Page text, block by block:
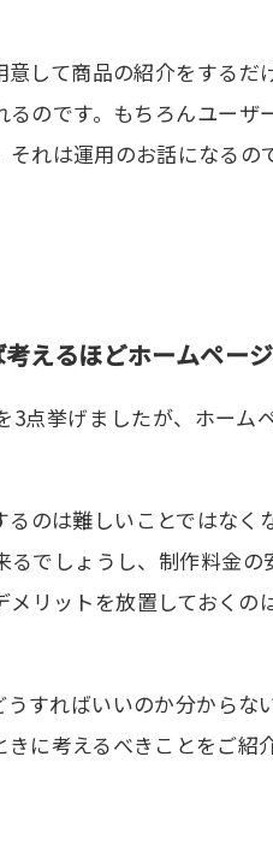
意して商品の紹介をする
るのです。もちろんユー
れは運用のお話になるの
えるほどホームペー
3点挙げましたが、ホーム
のは難しいことではな
るでしょうし、制作料金
リットを放置しておく
うすればいいのか分から
に考えるべきことをご紹